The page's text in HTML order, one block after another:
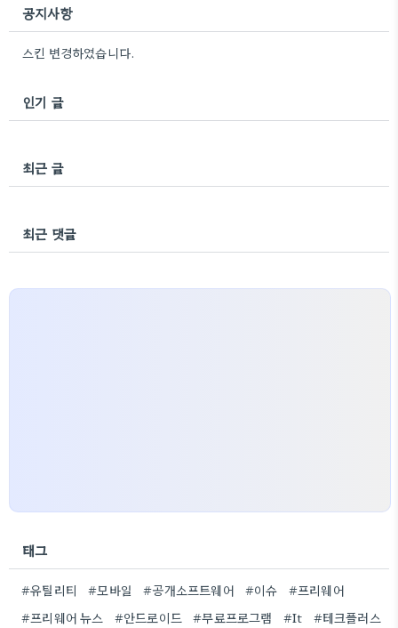
공지사항
스킨 변경하였습니다.
인기 글
최근 글
최근 댓글
태그
#유틸리티 #모바일 #공개소프트웨어 #이슈
#프리웨어
#프리웨어 뉴스
#안드로이드 #무료프로그램 #It #테크플러스